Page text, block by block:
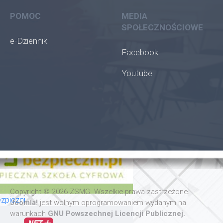
POMOC
e-Dziennik
MEDIA
SPOŁECZNOŚCIOWE
Facebook
Youtube
Copyright © 2026 ZSMG. Wszelkie prawa zastrzeżone.
Joomla! jest wolnym oprogramowaniem wydanym na
warunkach GNU Powszechnej Licencji Publicznej.